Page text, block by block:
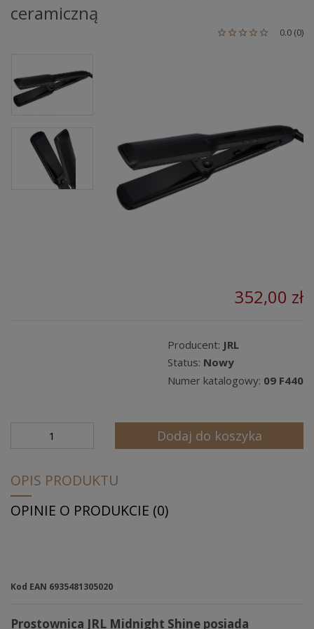
ceramiczną
star_outline star_outline star_outline star_outline star_outline 0.0 (0)
352,00 zł
Producent: JRL
Status: Nowy
Numer katalogowy: 09 F440
Dodaj do koszyka
OPIS PRODUKTU
OPINIE O PRODUKCIE (0)
Kod EAN 6935481305020
Prostownica JRL Midnight Shine posiada